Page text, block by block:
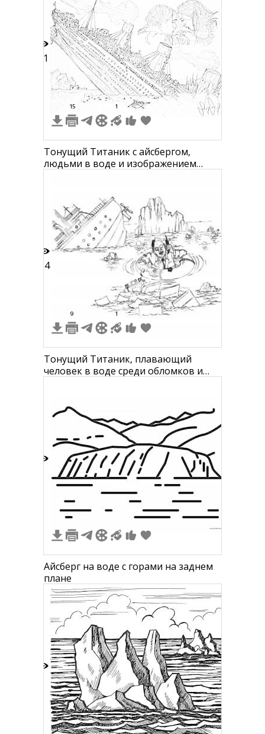
21
15 1
Тонущий Титаник с айсбергом,
людьми в воде и изображением
24
9 1
Тонущий Титаник, плавающий
человек в воде среди обломков и
Айсберг на воде с горами на заднем
плане
1